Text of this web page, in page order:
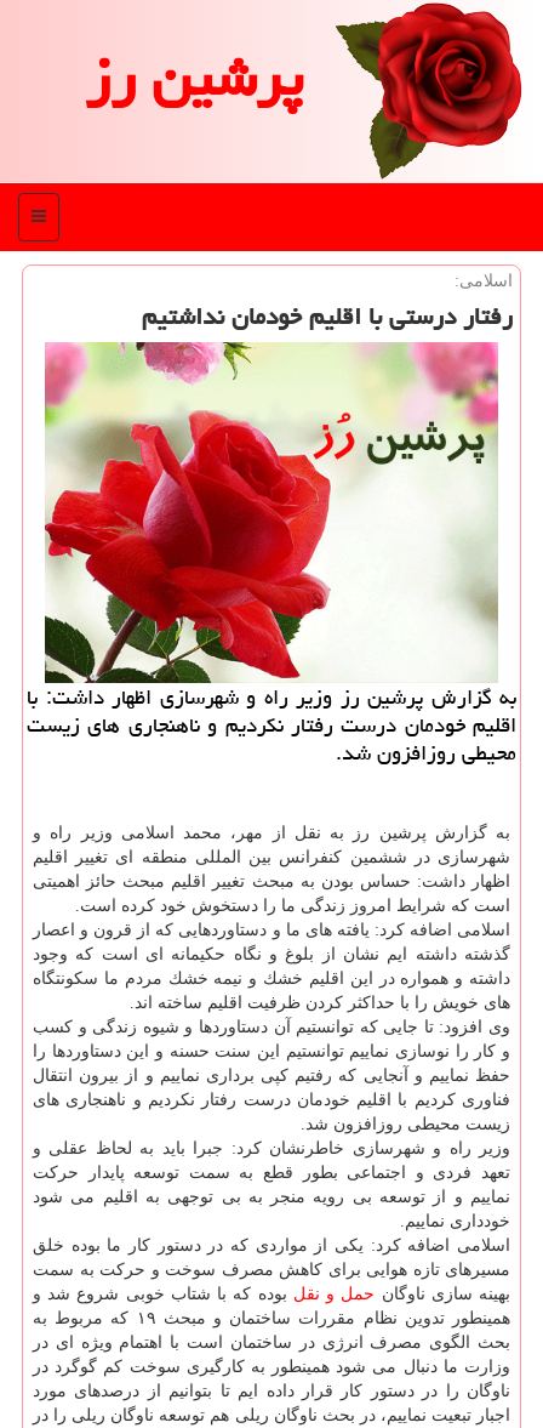
پرشین رز
منو
اسلامی:
رفتار درستی با اقلیم خودمان نداشتیم
به گزارش پرشین رز وزیر راه و شهرسازی اظهار داشت: با
اقلیم خودمان درست رفتار نكردیم و ناهنجاری های زیست
محیطی روزافزون شد.
به گزارش پرشین رز به نقل از مهر، محمد اسلامی وزیر راه و
شهرسازی در ششمین كنفرانس بین المللی منطقه ای تغییر اقلیم
اظهار داشت: حساس بودن به مبحث تغییر اقلیم مبحث حائز اهمیتی
است كه شرایط امروز زندگی ما را دستخوش خود كرده است.
اسلامی اضافه كرد: یافته های ما و دستاوردهایی كه از قرون و اعصار
گذشته داشته ایم نشان از بلوغ و نگاه حكیمانه ای است كه وجود
داشته و همواره در این اقلیم خشك و نیمه خشك مردم ما سكونتگاه
های خویش را با حداكثر كردن ظرفیت اقلیم ساخته اند.
وی افزود: تا جایی كه توانستیم آن دستاوردها و شیوه زندگی و كسب
و كار را نوسازی نماییم توانستیم این سنت حسنه و این دستاوردها را
حفظ نماییم و آنجایی كه رفتیم كپی برداری نماییم و از بیرون انتقال
فناوری كردیم با اقلیم خودمان درست رفتار نكردیم و ناهنجاری های
زیست محیطی روزافزون شد.
وزیر راه و شهرسازی خاطرنشان كرد: جبرا باید به لحاظ عقلی و
تعهد فردی و اجتماعی بطور قطع به سمت توسعه پایدار حركت
نماییم و از توسعه بی رویه منجر به بی توجهی به اقلیم می شود
خودداری نماییم.
اسلامی اضافه كرد: یكی از مواردی كه در دستور كار ما بوده خلق
مسیرهای تازه هوایی برای كاهش مصرف سوخت و حركت به سمت
بهینه سازی ناوگان حمل و نقل بوده كه با شتاب خوبی شروع شد و
همینطور تدوین نظام مقررات ساختمان و مبحث ۱۹ كه مربوط به
بحث الگوی مصرف انرژی در ساختمان است با اهتمام ویژه ای در
وزارت ما دنبال می شود همینطور به كارگیری سوخت كم گوگرد در
ناوگان را در دستور كار قرار داده ایم تا بتوانیم از درصدهای مورد
اجبار تبعیت نماییم، در بحث ناوگان ریلی هم توسعه ناوگان ریلی را در